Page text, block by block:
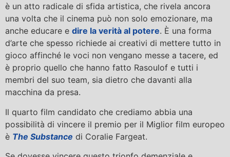
è un atto radicale di sfida artistica, che rivela ancora
una volta che il cinema può non solo emozionare, ma
anche educare e dire la verità al potere. È una forma
d’arte che spesso richiede ai creativi di mettere tutto in
gioco affinché le voci non vengano messe a tacere, ed
è proprio quello che hanno fatto Rasoulof e tutti i
membri del suo team, sia dietro che davanti alla
macchina da presa.
Il quarto film candidato che crediamo abbia una
possibilità di vincere il premio per il Miglior film europeo
è The Substance di Coralie Fargeat.